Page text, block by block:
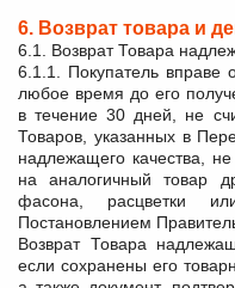
6. Возврат товара и
6.1. Возврат Товара
6.1.1. Покупатель вправе
любое время до его
в течение 30 дней, не
Товаров, указанных в
надлежащего качества,
на аналогичный товар
фасона, расцветки
Постановлением
Возврат Товара
если сохранены его